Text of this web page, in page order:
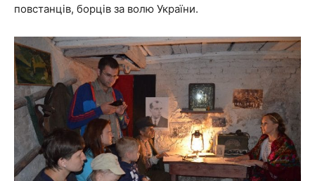
повстанців, борців за волю України.